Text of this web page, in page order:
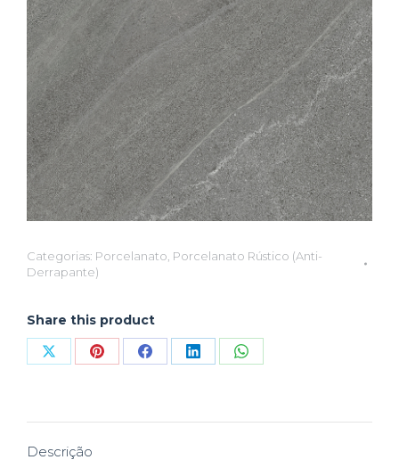
Categorias: Porcelanato Porcelanato Rústico (Anti-
Derrapante)
Share this product
Compartilhar
Compartilhar
Compartilhar
CompartilharCompartilhar
Descrição